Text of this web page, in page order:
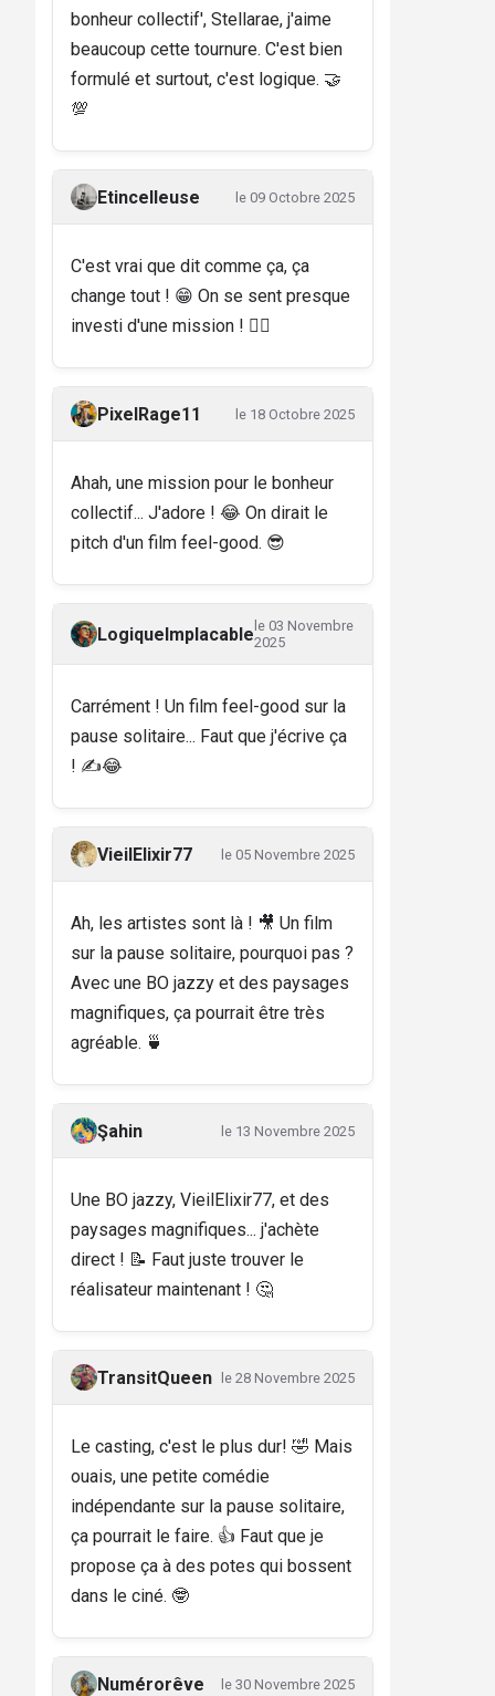
bonheur collectif', Stellarae, j'aime
beaucoup cette tournure. C'est bien
formulé et surtout, c'est logique. 🤝
💯
Etincelleuse le 09 Octobre 2025
C'est vrai que dit comme ça, ça
change tout ! 😁 On se sent presque
investi d'une mission ! 🦸‍♀️
PixelRage11 le 18 Octobre 2025
Ahah, une mission pour le bonheur
collectif... J'adore ! 😂 On dirait le
pitch d'un film feel-good. 😎
LogiqueImplacable le 03 Novembre
2025
Carrément ! Un film feel-good sur la
pause solitaire... Faut que j'écrive ça
! ✍️😂
VieilElixir77 le 05 Novembre 2025
Ah, les artistes sont là ! 🎥 Un film
sur la pause solitaire, pourquoi pas ?
Avec une BO jazzy et des paysages
magnifiques, ça pourrait être très
agréable. 🍵
Şahin le 13 Novembre 2025
Une BO jazzy, VieilElixir77, et des
paysages magnifiques... j'achète
direct ! 📝 Faut juste trouver le
réalisateur maintenant ! 🤔
TransitQueen le 28 Novembre 2025
Le casting, c'est le plus dur! 🤣 Mais
ouais, une petite comédie
indépendante sur la pause solitaire,
ça pourrait le faire. 👍 Faut que je
propose ça à des potes qui bossent
dans le ciné. 🤓
Numérorêve le 30 Novembre 2025